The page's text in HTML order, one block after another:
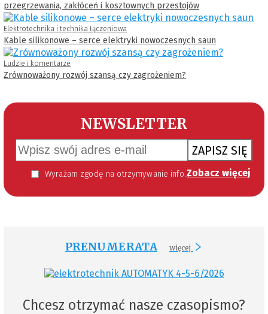
przegrzewania, zakłóceń i kosztownych przestojów
Elektrotechnika i technika łączeniowa
Kable silikonowe – serce elektryki nowoczesnych saun
Ludzie i komentarze
Zrównoważony rozwój szansą czy zagrożeniem?
NEWSLETTER
ZAPISZ SIĘ
Wyrażam zgodę na otrzymywanie informacji handlowej kierowanej do mnie za pomocą środków komunikacji elektronicznej w szczególności poczty elektronicznej zgodnie z przepisem art. 10 ust 2 ustawy z dnia 18 lipca 2002 roku o świadczeniu usług drogą elektroniczną (Dz. U. 144 z 2002 r. poz. 1204). Zgoda jest dobrowolna, jednak jej wyrażenie jest konieczne, aby otrzymywać newsletter. Zobacz więcej
PRENUMERATA więcej
Chcesz otrzymać nasze czasopismo?